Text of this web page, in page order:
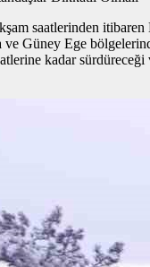
saatlerinden itibaren
ve Güney Ege
kadar